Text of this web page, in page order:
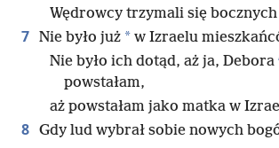
Wędrowcy trzymali się
7 Nie było już * w Izraelu
Nie było ich dotąd, aż ja, Debora
powstałam,
aż powstałam jako matka w
8 Gdy lud wybrał sobie nowych